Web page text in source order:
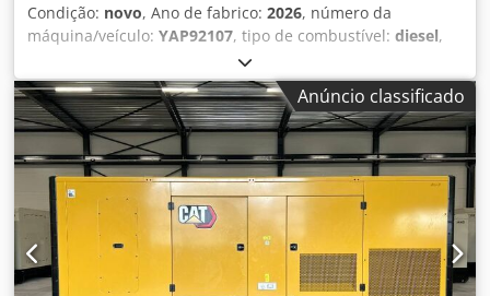
Condição: novo, Ano de fabrico: 2026, número da
máquina/veículo: YAP92107, tipo de combustível: diesel,
Caterpillar 3516B HD
uso: Construção civil Peso vazio: 18.290 kg Potência do
gerador: 2.500 kVA Dimensões do compartimento de carga:
638 x 229 x 237 cm Marcação CE: sim Entre em contato
com a equipe DPX para mais informações. Credpsy R I D
Ssfx Ahusf = Outras opções e acessórios = - Painel de
controle
Anúncio classificado